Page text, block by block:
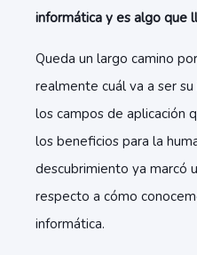
informática y es algo que
Queda un largo camino
realmente cuál va a ser
los campos de aplicación
los beneficios para la
descubrimiento ya marcó
respecto a cómo
informática.